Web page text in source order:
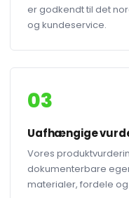
er godkendt til det
og kundeservice.
03
Uafhængige
Vores
dokumenterbare
materialer, fordele